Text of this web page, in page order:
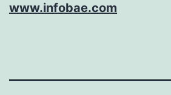
www.infobae.com